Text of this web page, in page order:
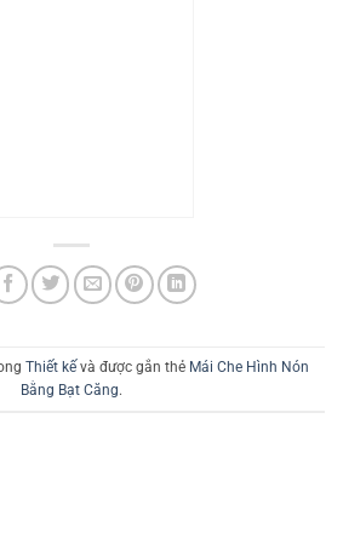
Thiết kếvà được gắn thẻ Mái Che Hình Nón
Bằng Bạt Căng.